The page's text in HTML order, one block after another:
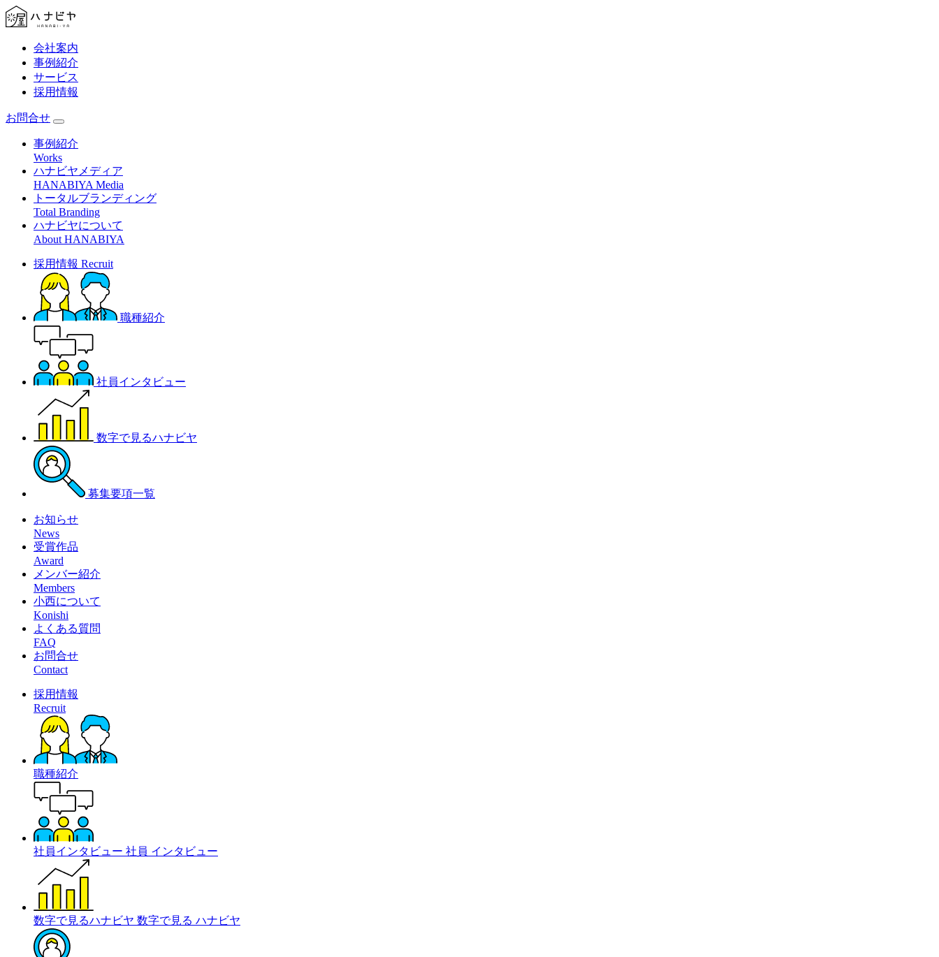
会社案内
事例紹介
サービス
採用情報
お問合せ
事例紹介
Works
ハナビヤメディア
HANABIYA Media
トータルブランディング
Total Branding
ハナビヤについて
About HANABIYA
採用情報 Recruit
職種紹介
社員インタビュー
数字で見るハナビヤ
募集要項一覧
お知らせ
News
受賞作品
Award
メンバー紹介
Members
小西について
Konishi
よくある質問
FAQ
お問合せ
Contact
採用情報
Recruit
職種紹介
社員インタビュー 社員 インタビュー
数字で見るハナビヤ 数字で見る ハナビヤ